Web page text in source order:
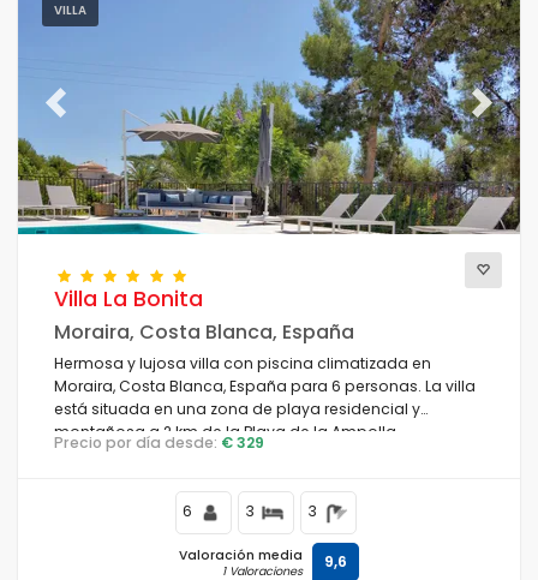
VILLA
Previous Next
Villa La Bonita
Moraira, Costa Blanca, España
Hermosa y lujosa villa con piscina climatizada en
Moraira, Costa Blanca, España para 6 personas. La villa
está situada en una zona de playa residencial y
montañosa a 2 km de la Playa de la Ampolla.
Precio por día desde: € 329
6 3 3
Valoración media
1 Valoraciones 9,6